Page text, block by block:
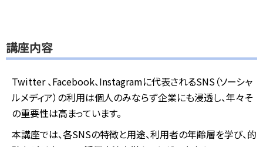
講座内容
Twitter 、Facebook、Instagramに代表されるSNS（ソーシャ
ルメディア）の利用は個人のみならず企業にも浸透し、年々そ
の重要性は高まっています。
本講座では、各SNSの特徴と用途、利用者の年齢層を学び、的